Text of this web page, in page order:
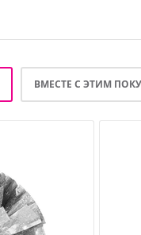
ВМЕСТЕ С ЭТИМ